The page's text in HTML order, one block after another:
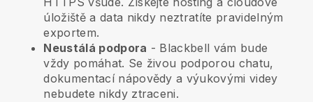
úložiště a data nikdy neztratíte pravidelným
exportem.
Neustálá podpora - Blackbell vám bude
vždy pomáhat. Se živou podporou chatu,
dokumentací nápovědy a výukovými videy
nebudete nikdy ztraceni.